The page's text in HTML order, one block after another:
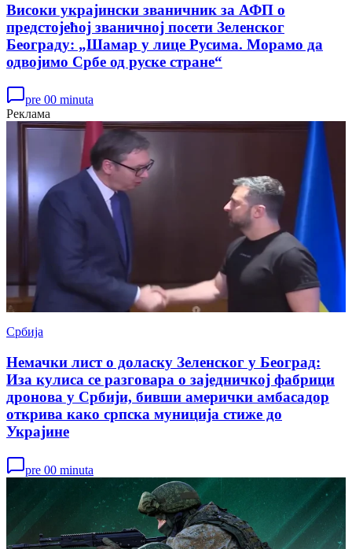
Високи украјински званичник за АФП о
предстојећој званичној посети Зеленског
Београду: „Шамар у лице Русима. Морамо да
одвојимо Србе од руске стране“
pre 00 minuta
Реклама
Србија
Немачки лист о доласку Зеленског у Београд:
Иза кулиса се разговара о заједничкој фабрици
дронова у Србији, бивши амерички амбасадор
открива како српска муниција стиже до
Украјине
pre 00 minuta